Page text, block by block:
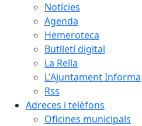
Notícies
Agenda
Hemeroteca
Butlletí digital
La Rella
L'Ajuntament Informa
Rss
Adreces i telèfons
Oficines municipals